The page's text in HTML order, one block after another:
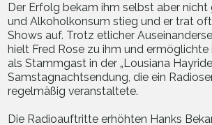
Der Erfolg bekam ihm selbst aber nicht
und Alkoholkonsum stieg und er trat
Shows auf. Trotz etlicher
hielt Fred Rose zu ihm und
als Stammgast in der „Lousiana
Samstagnachtsendung, die ein
regelmäßig veranstaltete.
Die Radioauftritte erhöhten Hanks